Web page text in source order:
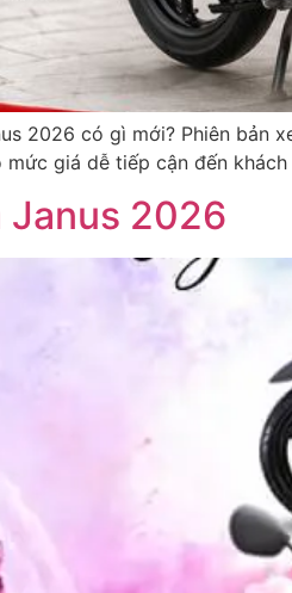
2026 có gì mới? Phiên
giá dễ tiếp cận đến
Janus 2026